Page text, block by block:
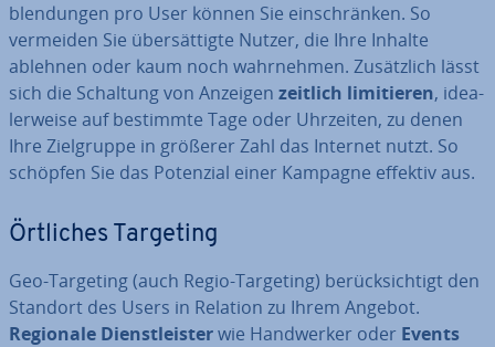
blen­dun­gen pro User können Sie ein­schrän­ken. So
vermeiden Sie über­sät­tig­te Nutzer, die Ihre Inhalte
ablehnen oder kaum noch wahr­neh­men. Zu­sätz­lich lässt
sich die Schaltung von Anzeigen zeitlich li­mi­tie­ren, idea­
ler­wei­se auf bestimmte Tage oder Uhrzeiten, zu denen
Ihre Ziel­grup­pe in größerer Zahl das Internet nutzt. So
schöpfen Sie das Potenzial einer Kampagne effektiv aus.
Örtliches Targeting
Geo-Targeting (auch Regio-Targeting) be­rück­sich­tigt den
Standort des Users in Relation zu Ihrem Angebot.
Regionale Dienst­leis­terwie Hand­wer­ker oder Events